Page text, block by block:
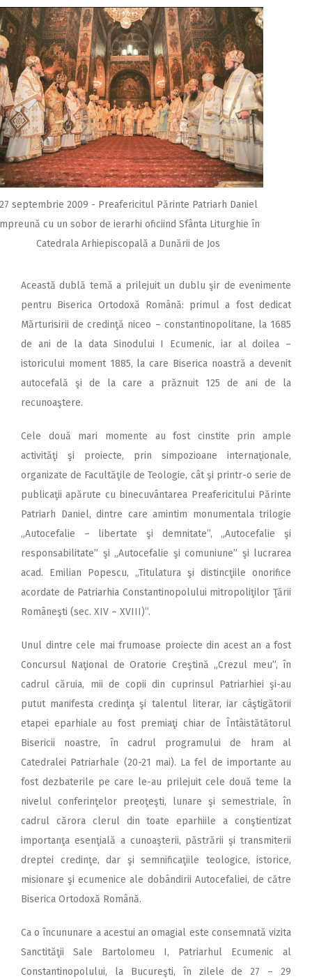
septembrie 2009 - Preafericitul Părinte Patriarh Daniel
cu un sobor de ierarhi oficiind Sfânta Liturghie în
Catedrala Arhiepiscopală a Dunării de Jos
Această dublă temă a prilejuit un dublu şir de evenimente
pentru Biserica Ortodoxă Română: primul a fost dedicat
Mărturisirii de credinţă niceo – constantinopolitane, la 1685
de ani de la data Sinodului I Ecumenic, iar al doilea –
istoricului moment 1885, la care Biserica noastră a devenit
autocefală şi de la care a prăznuit 125 de ani de la
recunoaştere.
Cele două mari momente au fost cinstite prin ample
activităţi şi proiecte, prin simpozioane internaţionale,
organizate de Facultăţile de Teologie, cât şi printr-o serie de
publicaţii apărute cu binecuvântarea Preafericitului Părinte
Patriarh Daniel, dintre care amintim monumentala trilogie
„Autocefalie – libertate şi demnitate”, „Autocefalie şi
responsabilitate” şi „Autocefalie şi comuniune” şi lucrarea
acad. Emilian Popescu, „Titulatura şi distincţiile onorifice
acordate de Patriarhia Constantinopolului mitropoliţilor Ţării
Româneşti (sec. XIV – XVIII)”.
Unul dintre cele mai frumoase proiecte din acest an a fost
Concursul Naţional de Oratorie Creştină „Crezul meu”, în
cadrul căruia, mii de copii din cuprinsul Patriarhiei şi-au
putut manifesta credinţa şi talentul literar, iar câştigătorii
etapei eparhiale au fost premiaţi chiar de Întâistătătorul
Bisericii noastre, în cadrul programului de hram al
Catedralei Patriarhale (20-21 mai). La fel de importante au
fost dezbaterile pe care le-au prilejuit cele două teme la
nivelul conferinţelor preoţeşti, lunare şi semestriale, în
cadrul cărora clerul din toate eparhiile a conştientizat
importanţa esenţială a cunoaşterii, păstrării şi transmiterii
dreptei credinţe, dar şi semnificaţiile teologice, istorice,
misionare şi ecumenice ale dobândirii Autocefaliei, de către
Biserica Ortodoxă Română.
Ca o încununare a acestui an omagial este consemnată vizita
Sanctităţii Sale Bartolomeu I, Patriarhul Ecumenic al
Constantinopolului, la Bucureşti, în zilele de 27 – 29